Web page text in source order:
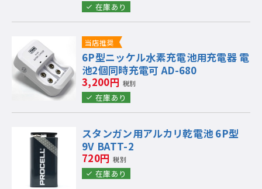
在庫あり
当店推奨
6P型ニッケル水素充電池用充電器 電
池2個同時充電可 AD-680
3,200円 税別
在庫あり
スタンガン用アルカリ乾電池 6P型
9V BATT-2
720円 税別
在庫あり